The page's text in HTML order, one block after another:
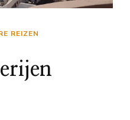
REIZEN